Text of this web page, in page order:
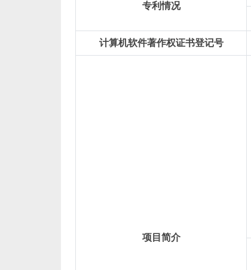
专利情况
计算机软件著作权证书登记号
项目简介